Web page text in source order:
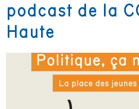
podcast de la
Haute